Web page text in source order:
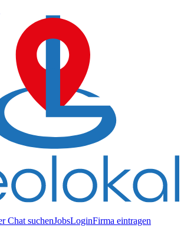
Chat suchenJobsLoginFirma eintragen